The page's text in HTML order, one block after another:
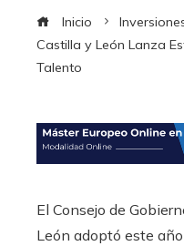
Inicio
Castilla y León Lanza
Talento
El Consejo de
León adoptó este